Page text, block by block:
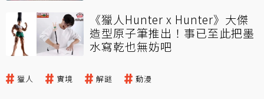
《獵人Hunter x Hunter》大傑
造型原子筆推出！事已至此把墨
水寫乾也無妨吧
獵人 實境 解謎 動漫